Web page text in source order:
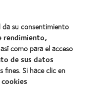
da su consentimiento
rendimiento,
como para el acceso
de sus datos
fines. Si hace clic en
cookies